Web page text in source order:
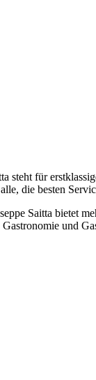
steht für
die besten
Saitta bietet
und